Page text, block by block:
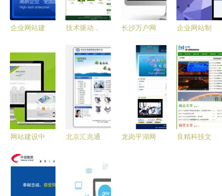
企业网站建
格构成与选
择策略
技术驱动，
一站式高效
服务助力企
业数字化升
级
长沙万户网
环保科技网
站建设项
目，助力企
业数字化转
型新征程
企业网站制
题需要留意
网站建设中
核心内容
打造价值驱
北京汇兆通
务引领建材
龙岗平湖网
良精科技文